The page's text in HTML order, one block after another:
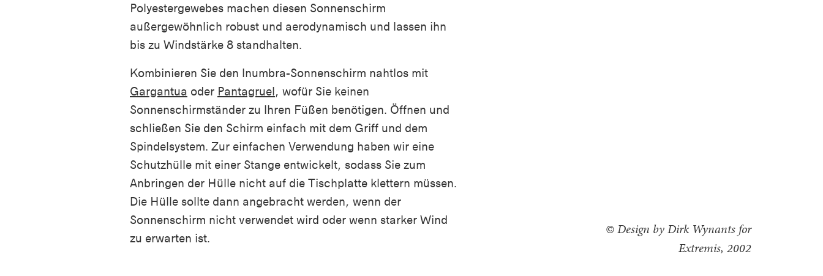
Polyestergewebes machen diesen Sonnenschirm
außergewöhnlich robust und aerodynamisch und lassen ihn
bis zu Windstärke 8 standhalten.
Kombinieren Sie den Inumbra-Sonnenschirm nahtlos mit
Gargantua oder Pantagruel, wofür Sie keinen
Sonnenschirmständer zu Ihren Füßen benötigen. Öffnen und
schließen Sie den Schirm einfach mit dem Griff und dem
Spindelsystem. Zur einfachen Verwendung haben wir eine
Schutzhülle mit einer Stange entwickelt, sodass Sie zum
Anbringen der Hülle nicht auf die Tischplatte klettern müssen.
Die Hülle sollte dann angebracht werden, wenn der
Sonnenschirm nicht verwendet wird oder wenn starker Wind
zu erwarten ist.
© Design by Dirk Wynants for
Extremis, 2002